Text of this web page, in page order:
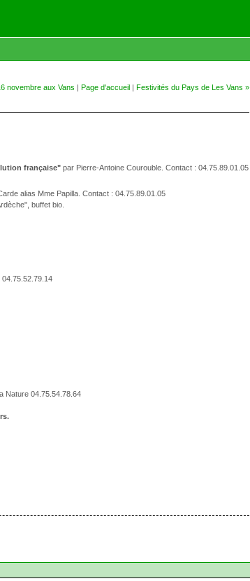
novembre aux Vans | Page d'accueil | Festivités du Pays de Les Vans »
française" par Pierre-Antoine Courouble. Contact : 04.75.89.01.05
alias Mme Papilla. Contact : 04.75.89.01.05
buffet bio.
Nature 04.75.54.78.64